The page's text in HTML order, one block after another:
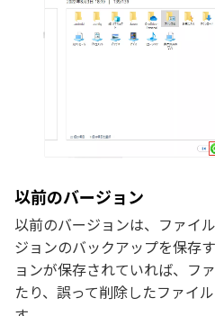
以前のバージョン
以前のバージョンは、ファイ
ジョンのバックアップを保存
ョンが保存されていれば、フ
たり、誤って削除したファイ